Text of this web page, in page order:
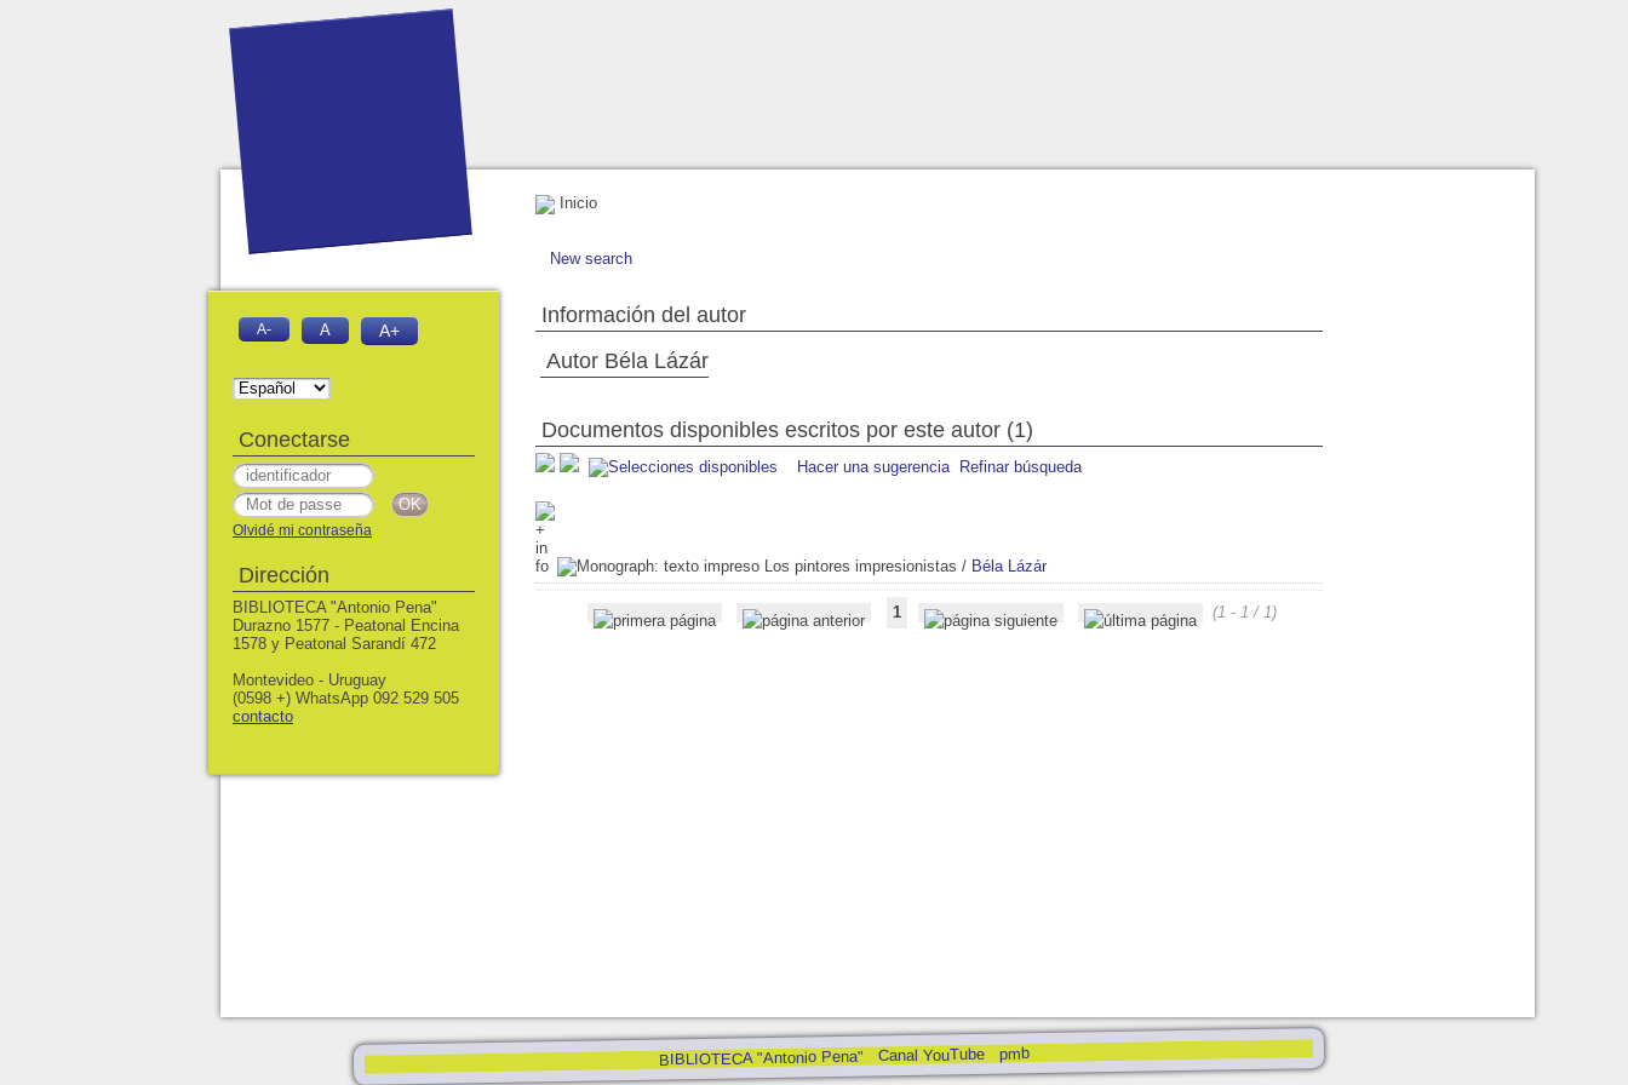
Inicio
New search
Información del autor
Autor Béla Lázár
Documentos disponibles escritos por este autor (1)
Hacer una sugerencia Refinar búsqueda
Los pintores impresionistas / Béla Lázár
1 (1 - 1 / 1)
BIBLIOTECA "Antonio Pena" Canal YouTube pmb
A- A A+
Conectarse
Olvidé mi contraseña
Dirección
BIBLIOTECA "Antonio Pena"
Durazno 1577 - Peatonal Encina
1578 y Peatonal Sarandí 472
Montevideo - Uruguay
(0598 +) WhatsApp 092 529 505
contacto